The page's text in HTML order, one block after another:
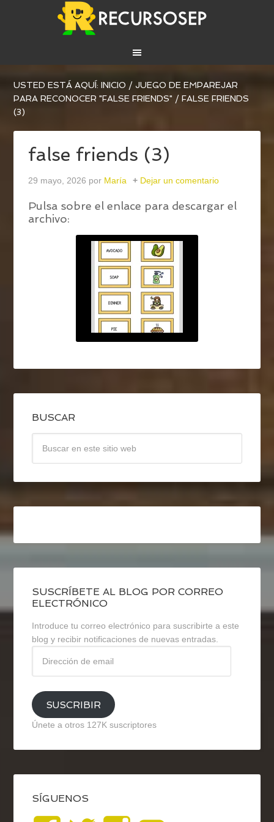
USTED ESTÁ AQUÍ:INICIO / JUEGO DE EMPAREJAR
PARA RECONOCER "FALSE FRIENDS" / FALSE FRIENDS
(3)
false friends (3)
29 mayo, 2026 por María Dejar un comentario
Pulsa sobre el enlace para descargar el
archivo:
BUSCAR
SUSCRÍBETE AL BLOG POR CORREO
ELECTRÓNICO
Introduce tu correo electrónico para suscribirte a este
blog y recibir notificaciones de nuevas entradas.
email
SUSCRIBIR
Únete a otros 127K suscriptores
SÍGUENOS